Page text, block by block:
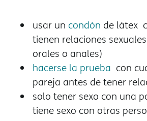
usar un condón de látex
tienen relaciones
orales o anales)
hacerse la prueba con
pareja antes de tener
solo tener sexo con una
tiene sexo con otras